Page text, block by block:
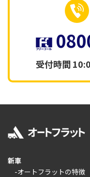
受付時間
新車
-オートフラットの特徴